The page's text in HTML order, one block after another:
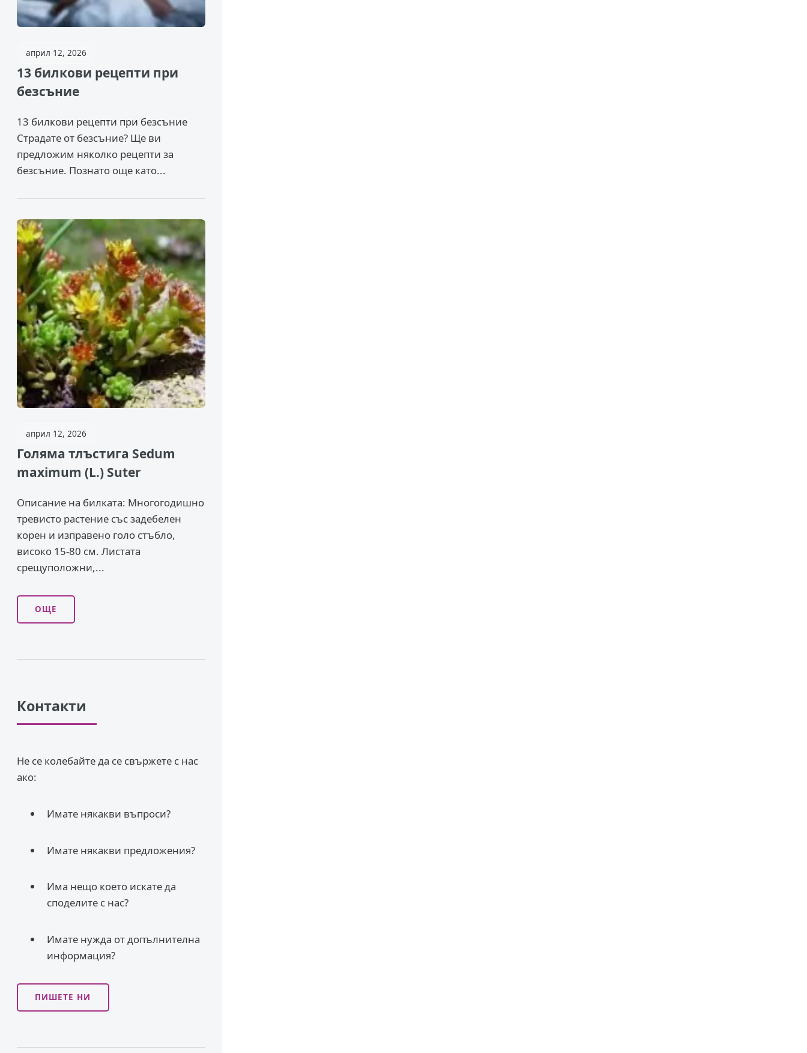
април 12, 2026
13 билкови рецепти при
безсъние
13 билкови рецепти при безсъние
Страдате от безсъние? Ще ви
предложим няколко рецепти за
безсъние. Познато още като...
април 12, 2026
Голяма тлъстига Sedum
maximum (L.) Suter
Описание на билката: Многогодишно
тревисто растение със задебелен
корен и изправено го­ло стъбло,
високо 15-80 см. Листата
срещуположни,...
ОЩЕ
Контакти
Не се колебайте да се свържете с нас
ако:
Имате някакви въпроси?
Имате някакви предложения?
Има нещо което искате да
споделите с нас?
Имате нужда от допълнителна
информация?
ПИШЕТЕ НИ